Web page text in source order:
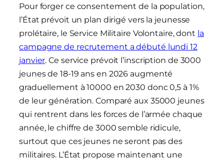
Pour forger ce consentement de la population,
l’État prévoit un plan dirigé vers la jeunesse
prolétaire, le Service Militaire Volontaire, dont la
campagne de recrutement a débuté lundi 12
janvier. Ce service prévoit l’inscription de 3000
jeunes de 18-19 ans en 2026 augmenté
graduellement à 10000 en 2030 donc 0,5 à 1%
de leur génération. Comparé aux 35000 jeunes
qui rentrent dans les forces de l’armée chaque
année, le chiffre de 3000 semble ridicule,
surtout que ces jeunes ne seront pas des
militaires. L’État propose maintenant une